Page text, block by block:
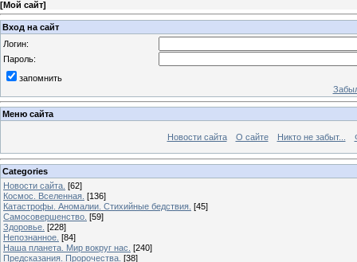
[Мой сайт]
Вход на сайт
Логин:
Пароль:
запомнить
Меню сайта
Новости сайта О сайте Никто не забыт...
Categories
Новости сайта. [62]
Космос. Вселенная. [136]
Катастрофы. Аномалии. Стихийные бедствия. [45]
Самосовершенство. [59]
Здоровье. [228]
Непознанное. [84]
Наша планета. Мир вокруг нас. [240]
Предсказания. Пророчества. [38]